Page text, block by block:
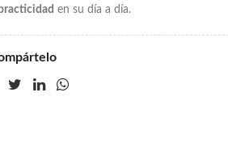
en su día a día.